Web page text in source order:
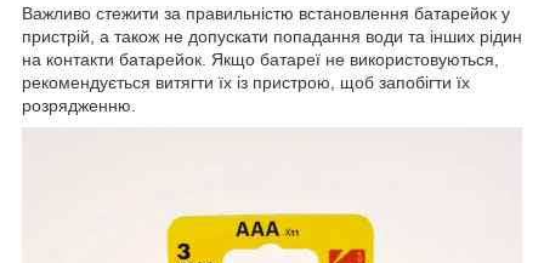
Важливо стежити за правильністю встановлення батарейок у
пристрій, а також не допускати попадання води та інших рідин
на контакти батарейок. Якщо батареї не використовуються,
рекомендується витягти їх із пристрою, щоб запобігти їх
розрядженню.